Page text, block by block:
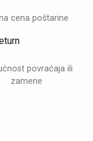
cena poštarine
povraćaja ili
zamene